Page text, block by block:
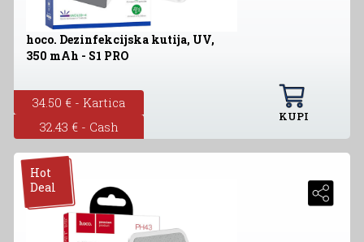
hoco. Dezinfekcijska kutija, UV,
350 mAh - S1 PRO
34.50 € - Kartica
32.43 € - Cash
KUPI
Hot
Deal